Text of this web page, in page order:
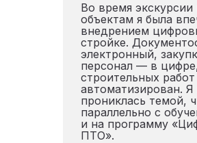
Во время
объектам я была
внедрением
стройке.
электронный,
персонал — в
строительных
автоматизирован. Я
прониклась темой,
параллельно с
и на программу
ПТО».